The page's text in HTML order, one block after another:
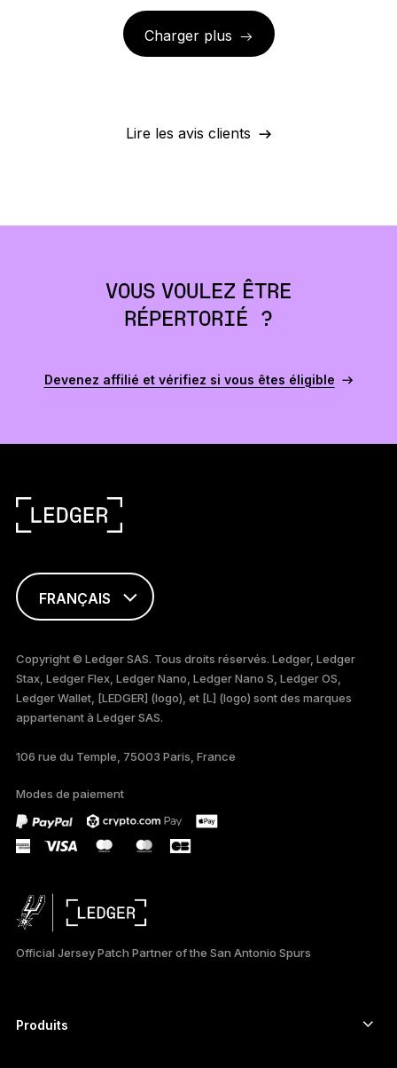
Charger plus
Lire les avis clients
VOUS VOULEZ ÊTRE
RÉPERTORIÉ ?
Devenez affilié et vérifiez si vous êtes éligible
FRANÇAIS
TÜRKÇE
DEUTSCH
PORTUGUÊS
ESPAÑOL
РУССКИЙ
日本語
Copyright © Ledger SAS. Tous droits réservés. Ledger, Ledger
Stax, Ledger Flex, Ledger Nano, Ledger Nano S, Ledger OS,
Ledger Wallet, [LEDGER] (logo), et [L] (logo) sont des marques
appartenant à Ledger SAS.
106 rue du Temple, 75003 Paris, France
Modes de paiement
Official Jersey Patch Partner of the San Antonio Spurs
Produits